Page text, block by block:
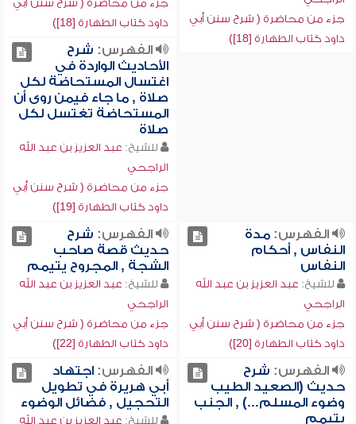
جزء من محاضرة ( شرح سنن أبي
داود كتاب الطهارة [18])
جزء من محاضرة ( شرح سنن أبي
داود كتاب الطهارة [18])
الفهرس: شرح
الأحاديث الواردة في
اغتسال المستحاضة لكل
صلاة , ما جاء فيمن روى أن
المستحاضة تغتسل لكل
صلاة
للشيخ: عبد العزيز بن عبد الله
الراجحي
جزء من محاضرة ( شرح سنن أبي
داود كتاب الطهارة [19])
الفهرس:مدة
النفاس , أحكام
النفاس
للشيخ: عبد العزيز بن عبد الله
الراجحي
جزء من محاضرة ( شرح سنن أبي
داود كتاب الطهارة [20])
الفهرس: شرح
حديث قصة صاحب
الشجة , المجروح يتيمم
للشيخ: عبد العزيز بن عبد الله
الراجحي
جزء من محاضرة ( شرح سنن أبي
داود كتاب الطهارة [22])
الفهرس: شرح
حديث (الصعيد الطيب
وضوء المسلم...) , الجنب
يتيمم
الفهرس:اجتهاد
أبي هريرة في تطويل
التحجيل , فضائل الوضوء
للشيخ: عبد العزيز بن عبد الله